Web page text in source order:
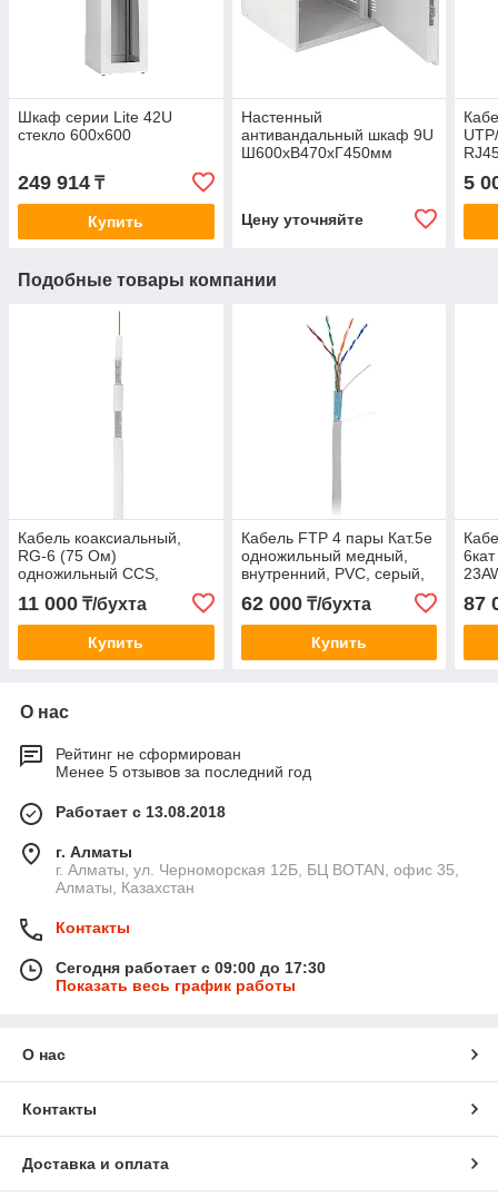
Шкаф серии Lite 42U
стекло 600х600
249 914 ₸
Купить
Настенный
антивандальный шкаф 9U
Ш600хВ470хГ450мм
Цену уточняйте
5
Подобные товары компании
Кабель коаксиальный,
RG-6 (75 Ом)
одножильный CCS,
100м шт
11 000 ₸/бухта
Купить
Кабель FTP 4 пары Кат.5e
одножильный медный,
внутренний, PVC, серый,
62 000₸/бухта
Купить
87
О нас
Рейтинг не сформирован
Менее 5 отзывов за последний год
Работает с 13.08.2018
г. Алматы
г. Алматы, ул. Черноморская 12Б, БЦ BOTAN, офис 35,
Алматы, Казахстан
Контакты
Сегодня работает с 09:00 до 17:30
Показать весь график работы
О нас
Контакты
Доставка и оплата